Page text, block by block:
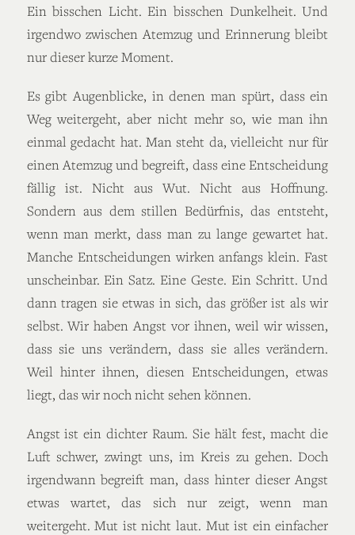
Ein bisschen Licht. Ein bisschen Dunkelheit. Und
irgendwo zwischen Atemzug und Erinnerung bleibt
nur dieser kurze Moment.
Es gibt Augenblicke, in denen man spürt, dass ein
Weg weitergeht, aber nicht mehr so, wie man ihn
einmal gedacht hat. Man steht da, vielleicht nur für
einen Atemzug und begreift, dass eine Entscheidung
fällig ist. Nicht aus Wut. Nicht aus Hoffnung.
Sondern aus dem stillen Bedürfnis, das entsteht,
wenn man merkt, dass man zu lange gewartet hat.
Manche Entscheidungen wirken anfangs klein. Fast
unscheinbar. Ein Satz. Eine Geste. Ein Schritt. Und
dann tragen sie etwas in sich, das größer ist als wir
selbst. Wir haben Angst vor ihnen, weil wir wissen,
dass sie uns verändern, dass sie alles verändern.
Weil hinter ihnen, diesen Entscheidungen, etwas
liegt, das wir noch nicht sehen können.
Angst ist ein dichter Raum. Sie hält fest, macht die
Luft schwer, zwingt uns, im Kreis zu gehen. Doch
irgendwann begreift man, dass hinter dieser Angst
etwas wartet, das sich nur zeigt, wenn man
weitergeht. Mut ist nicht laut. Mut ist ein einfacher